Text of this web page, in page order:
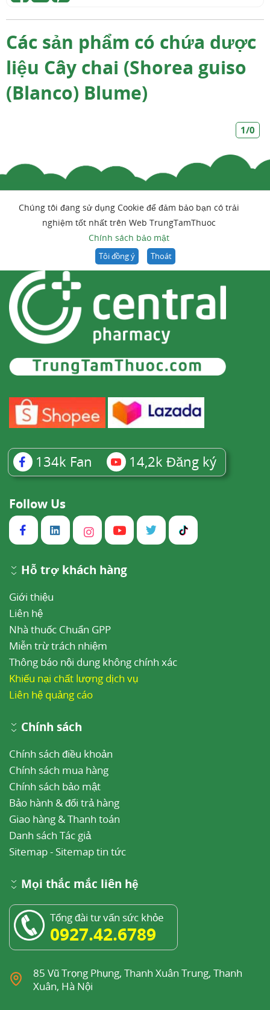
Các sản phẩm có chứa dược
liệu Cây chai (Shorea guiso
(Blanco) Blume)
1/0
Chúng tôi đang sử dụng Cookie để đảm bảo bạn có trải
nghiệm tốt nhất trên Web TrungTamThuoc
Chính sách bảo mật
Tôi đồng ý Thoát
134k Fan 14,2k Đăng ký
Follow Us
Hỗ trợ khách hàng
Giới thiệu
Liên hệ
Nhà thuốc Chuẩn GPP
Miễn trừ trách nhiệm
Thông báo nội dung không chính xác
Khiếu nại chất lượng dịch vụ
Liên hệ quảng cáo
Chính sách
Chính sách điều khoản
Chính sách mua hàng
Chính sách bảo mật
Bảo hành & đổi trả hàng
Giao hàng & Thanh toán
Danh sách Tác giả
Sitemap- Sitemap tin tức
Mọi thắc mắc liên hệ
Tổng đài tư vấn sức khỏe
0927.42.6789
85 Vũ Trọng Phụng, Thanh Xuân Trung, Thanh
Xuân, Hà Nội